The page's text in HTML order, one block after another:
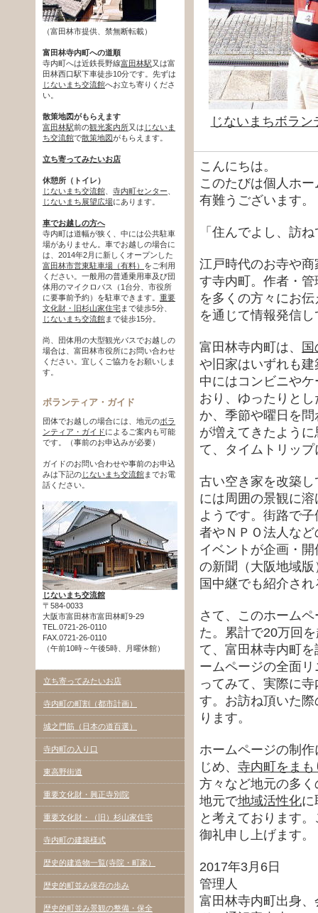
じないまちボラ
こんにちは。
このたびは個人ホ
有難うございます。
「住んでよし、訪
江戸時代のお寺や
す寺内町。作者・
を多くの方々にお
を通じて情報発信
富田林寺内町は、
や旧家はいずれも
中にはコンビニや
おり、ゆったりと
か、季節や曜日を
が増えてきたよう
て、タイムトリッ
古い空き家を改築
には周囲の景観に
ようです。街路で
者やＮＰＯ法人な
イベントが企画・
の新聞（大阪地域
国中継でも紹介さ
さて、このホーム
た。累計で20万回
て、富田林寺内町
ームページの全面
ってみて、実際に
す。お訪ね頂いた
ります。
ホームページの制
じめ、 寺内町をま
方々など地元の多
地元で地域活性化に
と考えております
御礼申し上げます。
2017年3月6日
管理人
富田林寺内町出身
（富田林市提供、禁無断転載）
富田林寺内町への道順
寺内町へは近鉄長野線富田林駅又は富
田林西口駅下車徒歩10分です。先ずは
じないまち交流館へお立ち寄りくださ
い。
散策地図がもらえます
富田林駅前の観光案内所又は じないま
ち交流館で散策地図がもらえます。
立ち寄ってみたいお店
休憩所（トイレ）
じないまち交流館
寺内町センター
じないまち展望広場にあります。
車でお越しの方へ
寺内町は道幅が狭く、中には公共駐車
場がありません。車でお越しの場合に
は、2014年2月に新しくオープンした
富田林市営東駐車場（有料） をご利用
ください。一般用の普通乗用車及び団
体用のマイクロバス（1台分、市役所
に要事前予約）を駐車できます。 重要
文化財・旧杉山家住宅まで徒歩5分、
じないまち交流館まで徒歩15分。
尚、団体用の大型観光バスでお越しの
場合は、富田林市役所にお問い合わせ
ください。宜しくご協力をお願いしま
す。
ボランティア・ガイド
団体でお越しの場合には、地元のボラ
ンティア・ガイドによるご案内も可能
です。（事前のお申込みが必要）
ガイドのお問い合わせや事前のお申込
みは下記のじないまち交流館までお電
話ください。
じないまち交流館
〒584-0033
大阪市富田林市富田林町9-29
TEL.0721-26-0110
FAX.0721-26-0110
（午前10時～午後5時、月曜休館）
立ち寄ってみたいお店
寺内町の町割（都市計画）
城之門筋（日本の道百選）
寺内町の入り口
東高野街道
重要文化財・興正寺別院
重要文化財・（旧）杉山家住宅
寺内町の建築様式
歴史的建造物一覧(寺院・町家）
歴史的町並み保存の歩み
歴史的町並み景観の整備・保全